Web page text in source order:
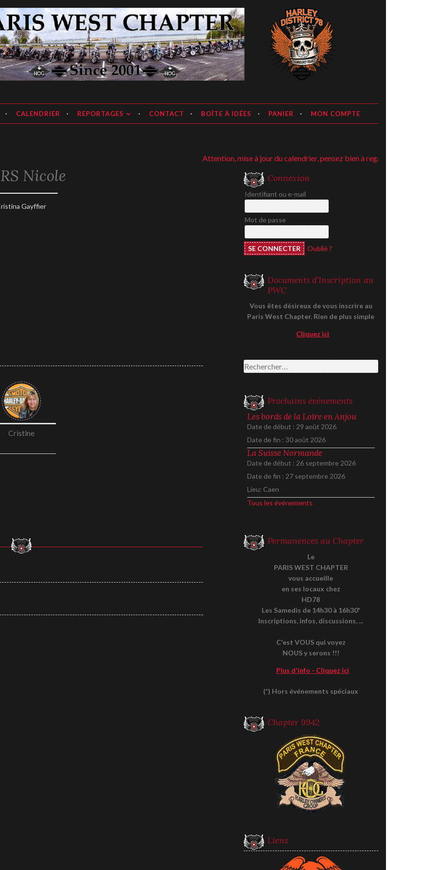
CALENDRIER REPORTAGES CONTACT BOÎTE À IDÉES PANIER MON COMPTE
Attention, mise à jour du calendrier, pensez bien à regarder ;-)
Nicole
Gayffier
Cristine
Connexion
Identifiant ou e-mail
Mot de passe
Oublié ?
Documents d’Inscription au
PWC
Vous êtes désireux de vous inscrire au
Paris West Chapter. Rien de plus simple
Cliquez ici
Rechercher :
Prochains événements
Les bords de la Loire en Anjou
Date de début : 29 août 2026
Date de fin : 30 août 2026
La Suisse Normande
Date de début : 26 septembre 2026
Date de fin : 27 septembre 2026
Lieu: Caen
Tous les événements
Permanences au Chapter
Le
PARIS WEST CHAPTER
vous accueille
en ses locaux chez
HD78
Les Samedis de 14h30 à 16h30*
Inscriptions, infos, discussions, ...
C'est VOUS qui voyez
NOUS y serons !!!
Plus d'info - Cliquez ici
(*) Hors événements spéciaux
Chapter 9942
Liens